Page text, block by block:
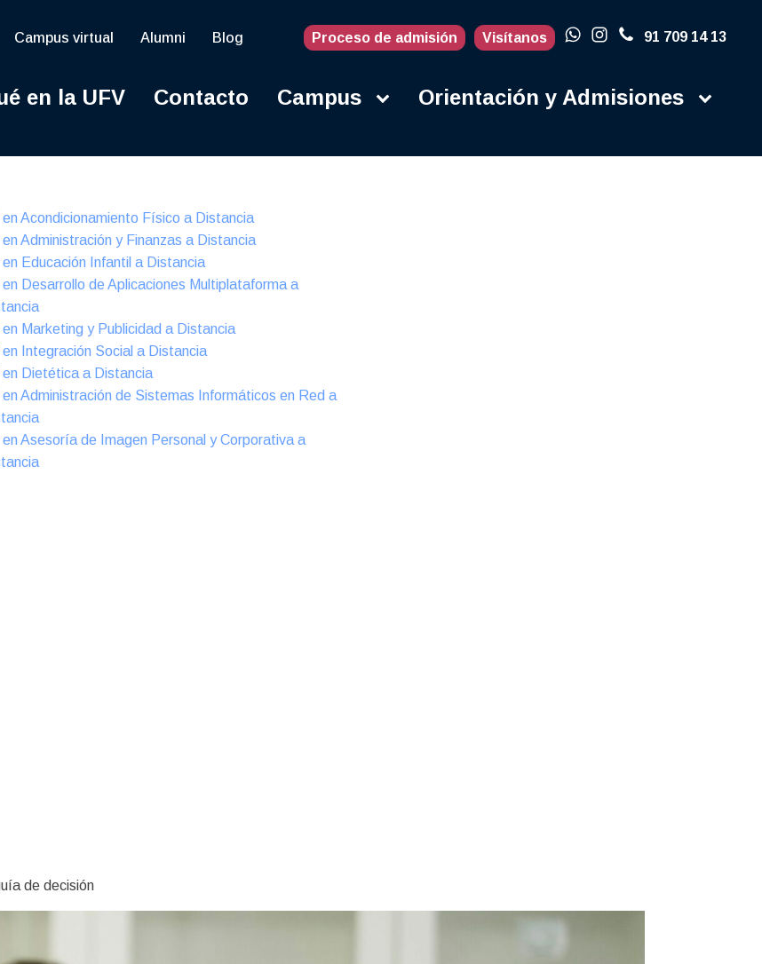
Campus virtual Alumni Blog Proceso de admisión Visítanos 91 709 14 13
en la UFV Contacto Campus Orientación y Admisiones
en Acondicionamiento Físico a Distancia
en Administración y Finanzas a Distancia
en Educación Infantil a Distancia
en Desarrollo de Aplicaciones Multiplataforma a
en Marketing y Publicidad a Distancia
en Integración Social a Distancia
en Dietética a Distancia
en Administración de Sistemas Informáticos en Red a
en Asesoría de Imagen Personal y Corporativa a
de decisión